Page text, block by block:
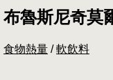
布魯斯尼奇莫
食物熱量 /軟飲料